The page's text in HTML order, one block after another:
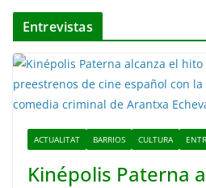
Entrevistas
ACTUALITAT BARRIOS CULTURA
Kinépolis Paterna